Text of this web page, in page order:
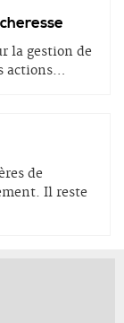
la gestion de
actions…
de
Il reste